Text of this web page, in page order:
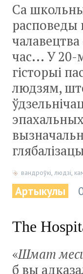
Са
расповеды
час... У 20-
гісторыі
людзям,
вандроўкі людзі
Артыкулы
The
«Шмат
б вы